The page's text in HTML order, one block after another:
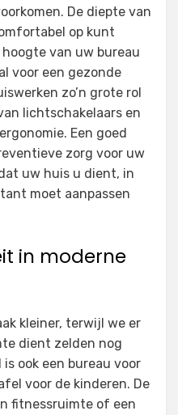
De diepte van
op kunt
van uw bureau
voor een gezonde
zo’n grote rol
lichtschakelaars en
Een goed
zorg voor uw
uw huis u dient, in
moet aanpassen
in moderne
kleiner, terwijl we er
dient zelden nog
ook een bureau voor
voor de kinderen. De
fitnessruimte of een